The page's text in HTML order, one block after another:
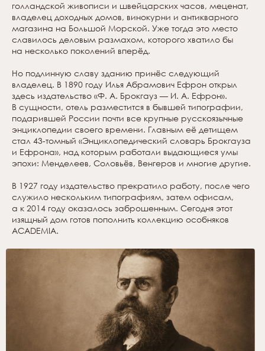
голландской живописи и швейцарских часов, меценат,
владелец доходных домов, винокурни и антикварного
магазина на Большой Морской. Уже тогда это место
славилось деловым размахом, которого хватило бы
на несколько поколений вперёд.
Но подлинную славу зданию принёс следующий
владелец. В 1890 году Илья Абрамович Ефрон открыл
здесь издательство «Ф. А. Брокгауз — И. А. Ефрон».
В сущности, отель разместится в бывшей типографии,
подарившей России почти все крупные русскоязычные
энциклопедии своего времени. Главным её детищем
стал 43-томный «Энциклопедический словарь Брокгауза
и Ефрона», над которым работали выдающиеся умы
эпохи: Менделеев, Соловьёв, Венгеров и многие другие.
В 1927 году издательство прекратило работу, после чего
служило нескольким типографиям, затем офисам,
а к 2014 году оказалось заброшенным. Сегодня этот
изящный дом готов пополнить коллекцию особняков
ACADEMIA.